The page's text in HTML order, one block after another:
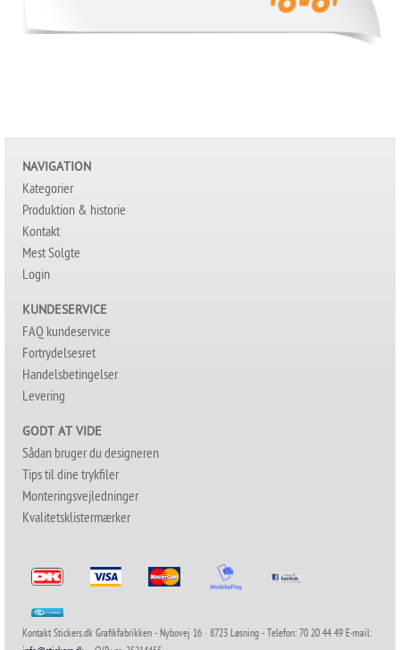
NAVIGATION
Kategorier
Produktion & historie
Kontakt
Mest Solgte
Login
KUNDESERVICE
FAQ kundeservice
Fortrydelsesret
Handelsbetingelser
Levering
GODT AT VIDE
Sådan bruger du designeren
Tips til dine trykfiler
Monteringsvejledninger
Kvalitetsklistermærker
Kontakt Stickers.dk Grafikfabrikken - Nybovej 16 · 8723 Løsning - Telefon: 70 20 44 49 E-mail: